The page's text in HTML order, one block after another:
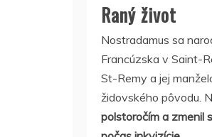
Raný život
Nostradamus sa
Francúzska v Saint-
St-Remy a jej
židovského pôvodu.
polstoročím a zmenil